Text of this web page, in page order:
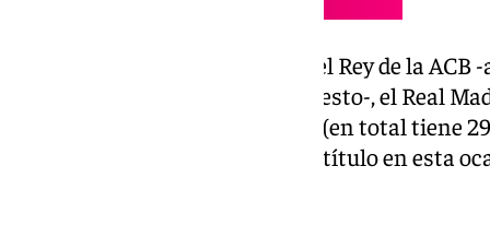
Desde que se denomina Copa del Rey de la
Federación Española de Baloncesto-, el Real
trofeo hasta en once ocasiones (en total tiene
son los encargados de defender título en esta